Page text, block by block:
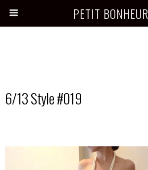
PETIT BONHEUR
6/13 Style #019